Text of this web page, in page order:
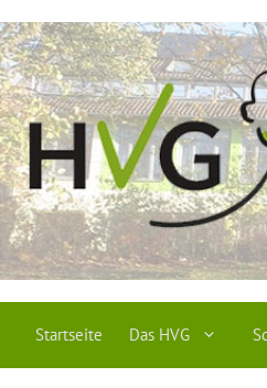
Inhalt
springen
Startseite Das HVG